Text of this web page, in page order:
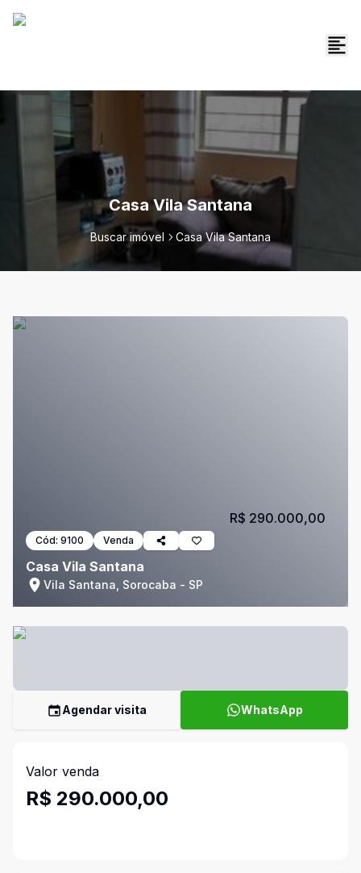
Casa Vila Santana
Buscar imóvel Casa Vila Santana
Cód: 9100 Venda
Casa Vila Santana
Vila Santana, Sorocaba - SP
R$ 290.000,00
Agendar visita WhatsApp
Valor venda
R$ 290.000,00